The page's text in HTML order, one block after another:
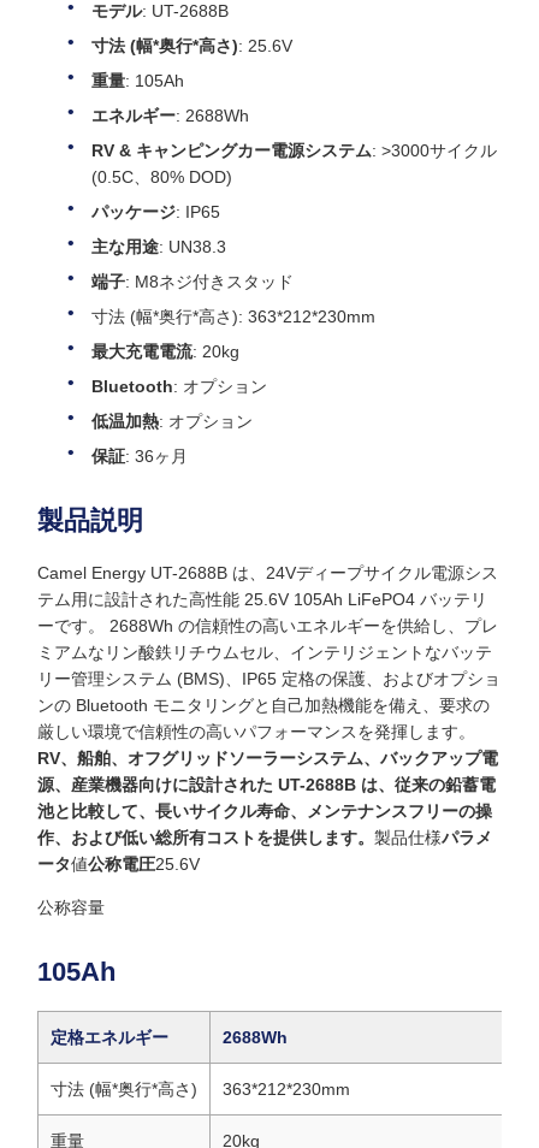
モデル: UT-2688B
寸法 (幅*奥行*高さ): 25.6V
重量: 105Ah
エネルギー: 2688Wh
RV & キャンピングカー電源システム: >3000サイクル
(0.5C、80% DOD)
パッケージ: IP65
主な用途: UN38.3
端子: M8ネジ付きスタッド
寸法 (幅*奥行*高さ): 363*212*230mm
最大充電電流: 20kg
Bluetooth: オプション
低温加熱: オプション
保証: 36ヶ月
製品説明
Camel Energy UT-2688B は、24Vディープサイクル電源シス
テム用に設計された高性能 25.6V 105Ah LiFePO4 バッテリ
ーです。 2688Wh の信頼性の高いエネルギーを供給し、プレ
ミアムなリン酸鉄リチウムセル、インテリジェントなバッテ
リー管理システム (BMS)、IP65 定格の保護、およびオプショ
ンの Bluetooth モニタリングと自己加熱機能を備え、要求の
厳しい環境で信頼性の高いパフォーマンスを発揮します。
RV、船舶、オフグリッドソーラーシステム、バックアップ電
源、産業機器向けに設計された UT-2688B は、従来の鉛蓄電
池と比較して、長いサイクル寿命、メンテナンスフリーの操
作、および低い総所有コストを提供します。 製品仕様パラメ
ータ値公称電圧25.6V
公称容量
105Ah
定格エネルギー 2688Wh
寸法 (幅*奥行*高さ) 363*212*230mm
重量 20kg